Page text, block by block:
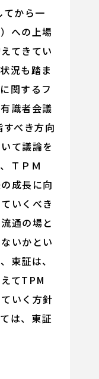
から一
への上場
てきてい
況も踏ま
関するフ
識者会議
べき方向
て議論を
ＴＰＭ
成長に向
いくべき
通の場と
いかとい
東証は、
てTPM
いく方針
は、東証